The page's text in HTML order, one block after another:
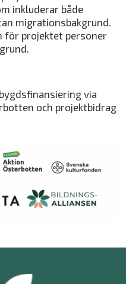
inkluderar både
migrationsbakgrund.
för projektet personer
via
och projektbidrag